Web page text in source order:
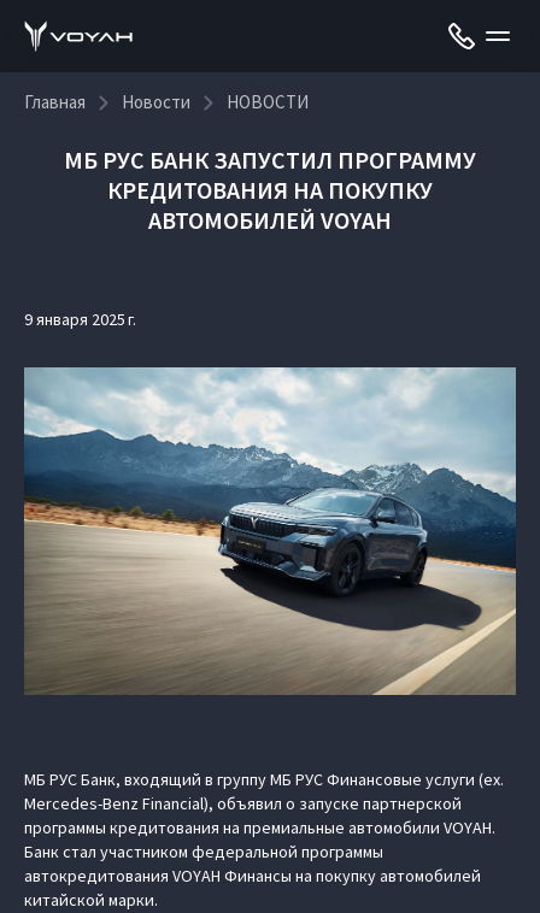
Главная Новости НОВОСТИ
МБ РУС БАНК ЗАПУСТИЛ ПРОГРАММУ
КРЕДИТОВАНИЯ НА ПОКУПКУ
АВТОМОБИЛЕЙ VOYAH
9 января 2025 г.
МБ РУС Банк, входящий в группу МБ РУС Финансовые услуги (ex.
Mercedes-Benz Financial), объявил о запуске партнерской
программы кредитования на премиальные автомобили VOYAH.
Банк стал участником федеральной программы
автокредитования VOYAH Финансы на покупку автомобилей
китайской марки.